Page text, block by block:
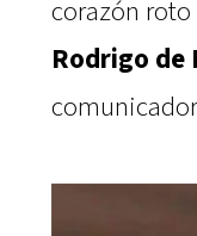
corazón
Rodrigo de